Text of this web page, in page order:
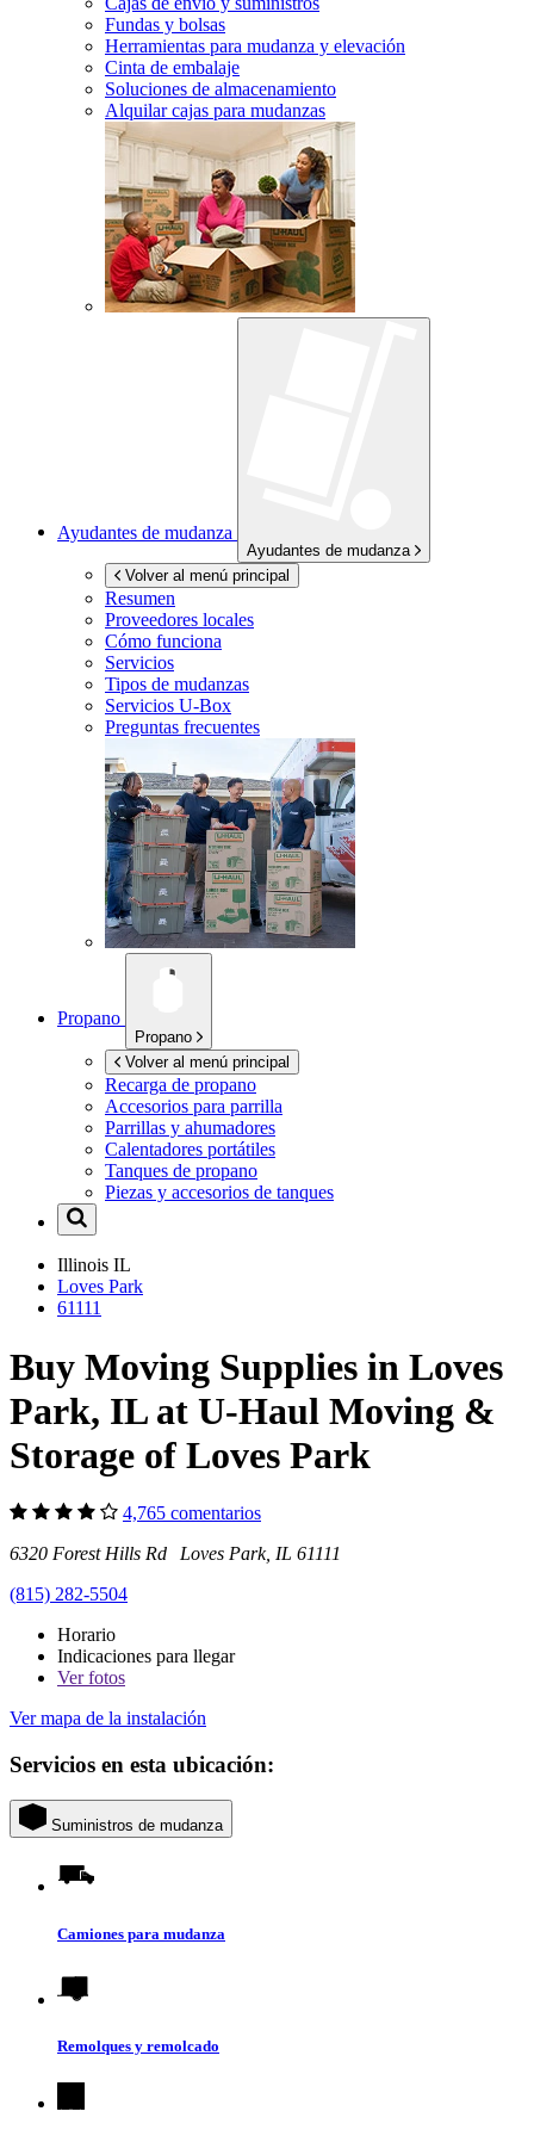
Fundas y bolsas
Herramientas para mudanza y elevación
Cinta de embalaje
Soluciones de almacenamiento
Alquilar cajas para mudanzas
Ayudantes de mudanza
Ayudantes de mudanza
Volver al menú principal
Resumen
Proveedores locales
Cómo funciona
Servicios
Tipos de mudanzas
Servicios U-Box
Preguntas frecuentes
Propano
Propano
Volver al menú principal
Recarga de propano
Accesorios para parrilla
Parrillas y ahumadores
Calentadores portátiles
Tanques de propano
Piezas y accesorios de tanques
Illinois IL
Loves Park
61111
Buy Moving Supplies in Loves
Park, IL at U-Haul Moving &
Storage of Loves Park
4,765 comentarios
6320 Forest Hills Rd Loves Park, IL 61111
(815) 282-5504
Horario
Indicaciones para llegar
Verfotos
Ver mapa de la instalación
Servicios en esta ubicación:
Suministros de mudanza
Camiones para mudanza
Remolques y remolcado